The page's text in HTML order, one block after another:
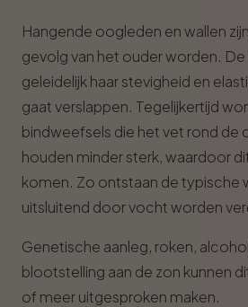
Hangende oogleden en wallen
gevolg van het ouder worden. De
geleidelijk haar stevigheid en
gaat verslappen. Tegelijkertijd
bindweefsels die het vet rond de
houden minder sterk, waardoor
komen. Zo ontstaan de typische
uitsluitend door vocht worden
Genetische aanleg, roken,
blootstelling aan de zon kunnen
of meer uitgesproken maken.